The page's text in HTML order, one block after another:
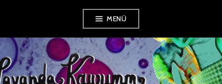
springen
MENÜ